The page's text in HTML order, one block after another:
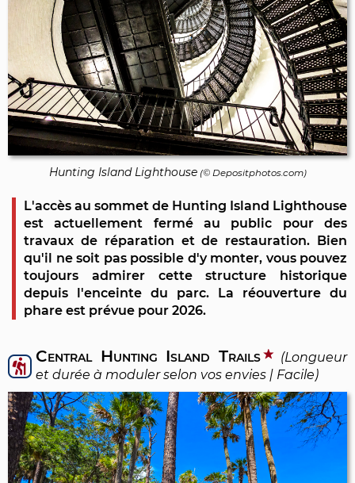
Hunting Island Lighthouse(© Depositphotos.com)
L'accès au sommet de Hunting Island Lighthouse
est actuellement fermé au public pour des
travaux de réparation et de restauration. Bien
qu'il ne soit pas possible d'y monter, vous pouvez
toujours admirer cette structure historique
depuis l'enceinte du parc. La réouverture du
phare est prévue pour 2026.
Central Hunting Island Trails
(Longueur
et durée à moduler selon vos envies | Facile)